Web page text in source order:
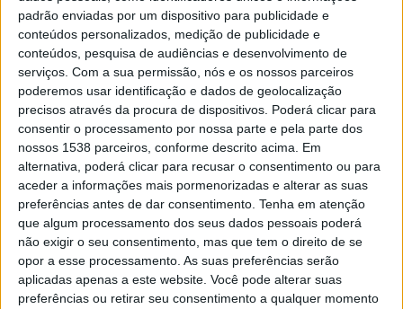
padrão enviadas por um dispositivo para publicidade e
conteúdos personalizados, medição de publicidade e
conteúdos, pesquisa de audiências e desenvolvimento de
serviços. Com a sua permissão, nós e os nossos parceiros
poderemos usar identificação e dados de geolocalização
precisos através da procura de dispositivos. Poderá clicar para
consentir o processamento por nossa parte e pela parte dos
nossos 1538 parceiros, conforme descrito acima. Em
alternativa, poderá clicar para recusar o consentimento ou para
aceder a informações mais pormenorizadas e alterar as suas
preferências antes de dar consentimento. Tenha em atenção
que algum processamento dos seus dados pessoais poderá
não exigir o seu consentimento, mas que tem o direito de se
opor a esse processamento. As suas preferências serão
aplicadas apenas a este website. Você pode alterar suas
preferências ou retirar seu consentimento a qualquer momento
K88H Bluetooth Smart Watch Heart Rate Monitor
Smartwatch
Cupão: GBFEB154